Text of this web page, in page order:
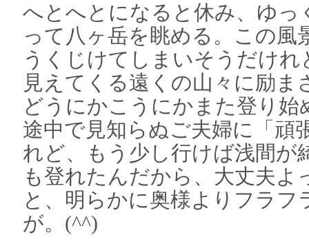
へとへとになると休み、ゆっ
って八ヶ岳を眺める。この風
うくじけてしまいそうだけれ
見えてくる遠くの山々に励ま
どうにかこうにかまた登り始
途中で見知らぬご夫婦に「頑
れど、もう少し行けば浅間が
も登れたんだから、大丈夫よ
と、明らかに奥様よりフラ
が。(^^)